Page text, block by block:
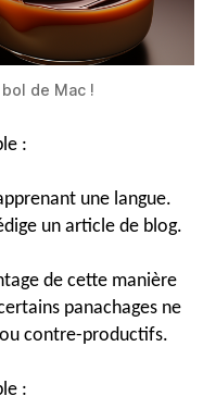
de Mac !
:
une langue.
un article de blog.
de cette manière
panachages ne
contre-productifs.
: